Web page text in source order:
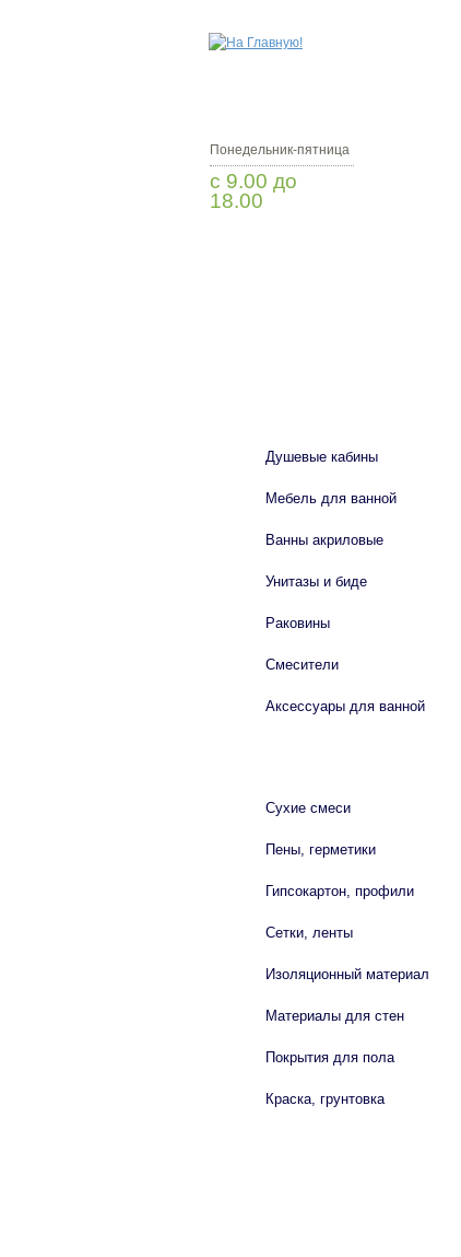
Понедельник-пятница
с 9.00 до
18.00
Душевые кабины
Мебель для ванной
Ванны акриловые
Унитазы и биде
Раковины
Смесители
Аксессуары для ванной
Сухие смеси
Пены, герметики
Гипсокартон, профили
Сетки, ленты
Изоляционный материал
Материалы для стен
Покрытия для пола
Краска, грунтовка